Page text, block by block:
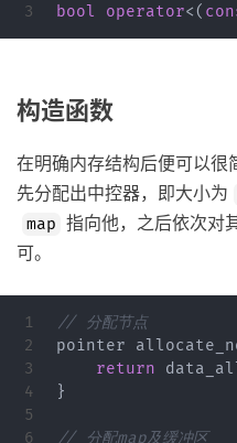
bool
operator<(
构造函数
在明确内存结构后便可以
先分配出中控器，即大小为
map 指向他，之后依次对
可。
1
2
3
4
5
6
// 分配节点
pointer
return
}
// 分配map及缓冲区